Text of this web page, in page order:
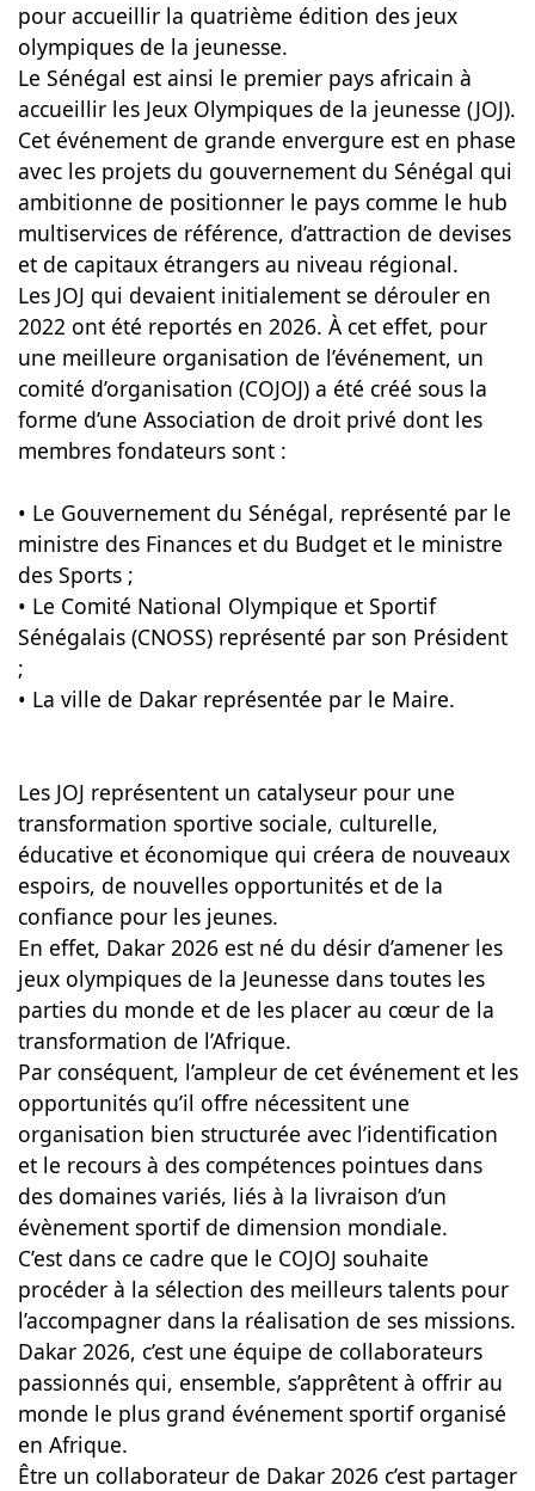
pour accueillir la quatrième édition des jeux
olympiques de la jeunesse.
Le Sénégal est ainsi le premier pays africain à
accueillir les Jeux Olympiques de la jeunesse (JOJ).
Cet événement de grande envergure est en phase
avec les projets du gouvernement du Sénégal qui
ambitionne de positionner le pays comme le hub
multiservices de référence, d’attraction de devises
et de capitaux étrangers au niveau régional.
Les JOJ qui devaient initialement se dérouler en
2022 ont été reportés en 2026. À cet effet, pour
une meilleure organisation de l’événement, un
comité d’organisation (COJOJ) a été créé sous la
forme d’une Association de droit privé dont les
membres fondateurs sont :
• Le Gouvernement du Sénégal, représenté par le
ministre des Finances et du Budget et le ministre
des Sports ;
• Le Comité National Olympique et Sportif
Sénégalais (CNOSS) représenté par son Président
;
• La ville de Dakar représentée par le Maire.
Les JOJ représentent un catalyseur pour une
transformation sportive sociale, culturelle,
éducative et économique qui créera de nouveaux
espoirs, de nouvelles opportunités et de la
confiance pour les jeunes.
En effet, Dakar 2026 est né du désir d’amener les
jeux olympiques de la Jeunesse dans toutes les
parties du monde et de les placer au cœur de la
transformation de l’Afrique.
Par conséquent, l’ampleur de cet événement et les
opportunités qu’il offre nécessitent une
organisation bien structurée avec l’identification
et le recours à des compétences pointues dans
des domaines variés, liés à la livraison d’un
évènement sportif de dimension mondiale.
C’est dans ce cadre que le COJOJ souhaite
procéder à la sélection des meilleurs talents pour
l’accompagner dans la réalisation de ses missions.
Dakar 2026, c’est une équipe de collaborateurs
passionnés qui, ensemble, s’apprêtent à offrir au
monde le plus grand événement sportif organisé
en Afrique.
Être un collaborateur de Dakar 2026 c’est partager